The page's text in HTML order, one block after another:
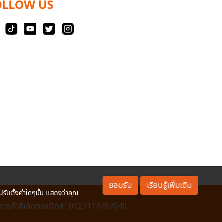
US
ค้าอิเล็กทรอนิกส์ : 0127114707040
รับตั้งค่าใดๆนั้น แสดงว่าคุณ
ยอมรับ เรียนรู้เพิ่มเติม